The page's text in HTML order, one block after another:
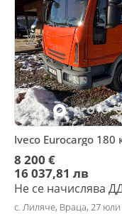
Iveco Eurocargo
8 200 €
16 037,81 лв
Не се начислява
с. Лиляче, Враца, 27 юли